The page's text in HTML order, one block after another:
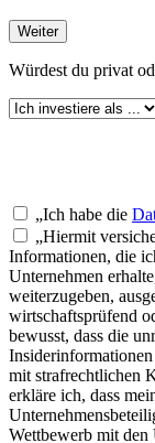
Weiter
Würdest du privat
„Ich habe die
„Hiermit
Informationen, die
Unternehmen
weiterzugeben,
wirtschaftsprüfend
bewusst, dass die
mit strafrechtlichen
erkläre ich, dass
Wettbewerb mit den